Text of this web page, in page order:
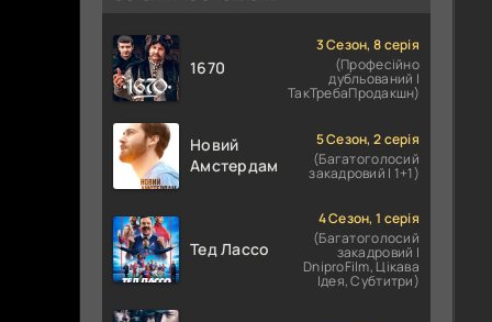
1670
3 Сезон, 8 серія
(Професійно
дубльований |
ТакТребаПродакшн)
Новий
Амстердам
5 Сезон, 2 серія
(Багатоголосий
закадровий | 1+1)
Тед Лассо
4 Сезон, 1 серія
(Багатоголосий
закадровий |
DniproFilm, Цікава
Ідея, Субтитри)